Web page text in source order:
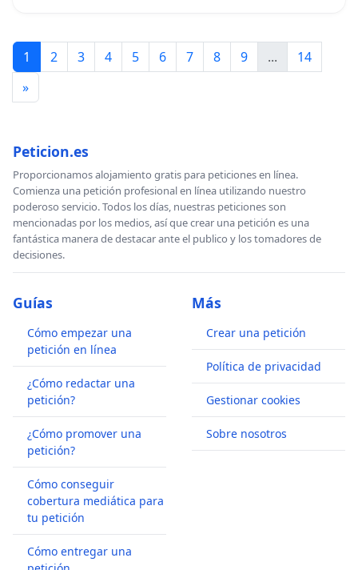
1 2 3 4 5 6 7 8 9 ...
14
»
Peticion.es
Proporcionamos alojamiento gratis para peticiones en línea.
Comienza una petición profesional en línea utilizando nuestro
poderoso servicio. Todos los días, nuestras peticiones son
mencionadas por los medios, así que crear una petición es una
fantástica manera de destacar ante el publico y los tomadores de
decisiones.
Guías
Cómo empezar una
petición en línea
¿Cómo redactar una
petición?
¿Cómo promover una
petición?
Cómo conseguir
cobertura mediática para
tu petición
Cómo entregar una
Más
Crear una petición
Política de privacidad
Gestionar cookies
Sobre nosotros